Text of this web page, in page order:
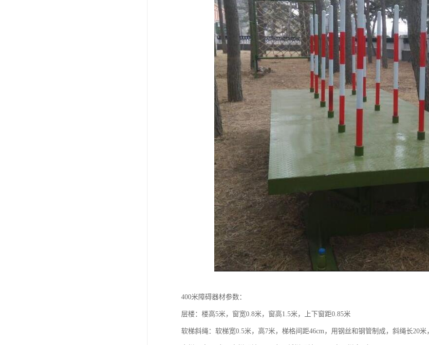
400米障碍器材参数：
层楼：楼高5米，窗宽0.8米，窗高1.5米，上下窗距0.85米
软梯斜绳：软梯宽0.5米，高7米，梯格间距46cm，用钢丝和钢管制成，斜绳长20